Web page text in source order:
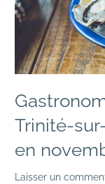
Trinité-
en
Laisser un
pourquoi
y
novembre